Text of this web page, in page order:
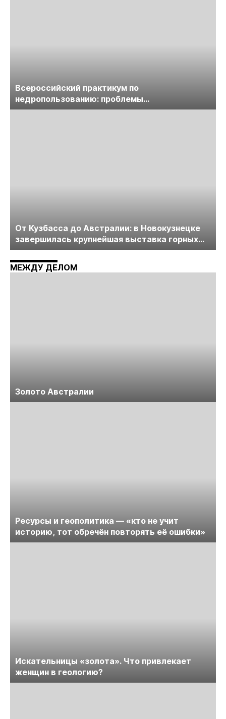
Всероссийский практикум по
недропользованию: проблемы
лицензирования, цифровизации, экспертизы
От Кузбасса до Австралии: в Новокузнецке
завершилась крупнейшая выставка горных
технологий «Недра России. Уголь России и
Майнинг»
МЕЖДУ ДЕЛОМ
Золото Австралии
Ресурсы и геополитика — «кто не учит
историю, тот обречён повторять её ошибки»
Искательницы «золота». Что привлекает
женщин в геологию?